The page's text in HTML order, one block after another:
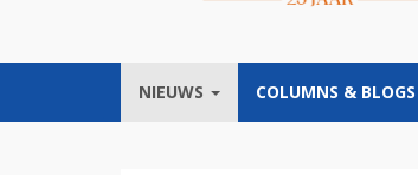
NIEUWS COLUMNS & BLOGS